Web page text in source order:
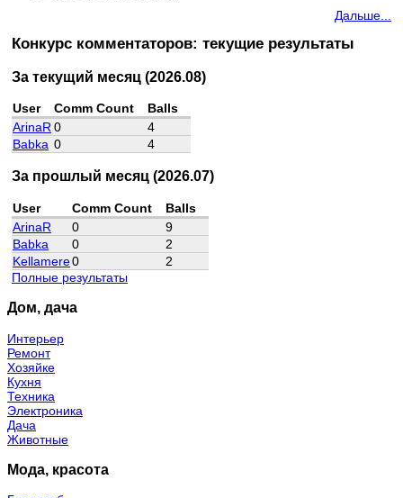
Дальше...
Конкурс комментаторов: текущие результаты
За текущий месяц (2026.08)
User Comm Count
Balls
ArinaR 0
4
Babka 0 4
За прошлый месяц (2026.07)
User Comm Count
Balls
ArinaR
0
9
Babka
0
2
Kellamere0
2
Полные результаты
Дом, дача
Интерьер
Ремонт
Хозяйке
Кухня
Техника
Электроника
Дача
Животные
Мода, красота